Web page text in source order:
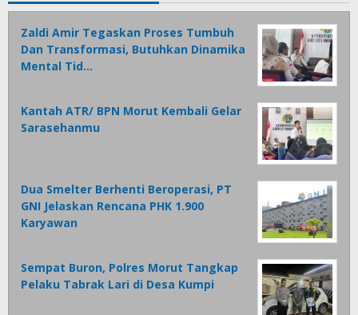
Zaldi Amir Tegaskan Proses Tumbuh
Dan Transformasi, Butuhkan Dinamika
Mental Tid…
Kantah ATR/ BPN Morut Kembali Gelar
Sarasehanmu
Dua Smelter Berhenti Beroperasi, PT
GNI Jelaskan Rencana PHK 1.900
Karyawan
Sempat Buron, Polres Morut Tangkap
Pelaku Tabrak Lari di Desa Kumpi